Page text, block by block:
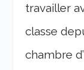
travailler
classe
chambre